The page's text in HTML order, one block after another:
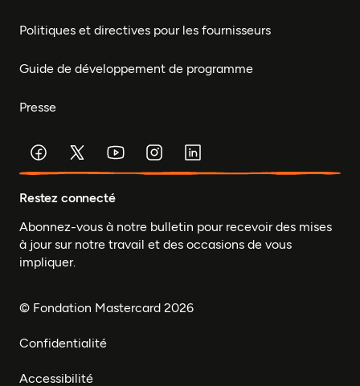
Politiques et directives pour les fournisseurs
Guide de développement de programme
Presse
Restez connecté
Abonnez-vous à notre bulletin pour recevoir des mises
à jour sur notre travail et des occasions de vous
impliquer.
© Fondation Mastercard 2026
Confidentialité
Accessibilité